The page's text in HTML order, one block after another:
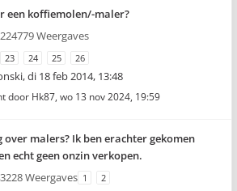
een koffiemolen/-maler?
Weergaves
23 24 25 26
,di 18 feb 2014, 13:48
door Hk87, wo 13 nov 2024, 19:59
over malers? Ik ben erachter gekomen
echt geen onzin verkopen.
Weergaves 1 2